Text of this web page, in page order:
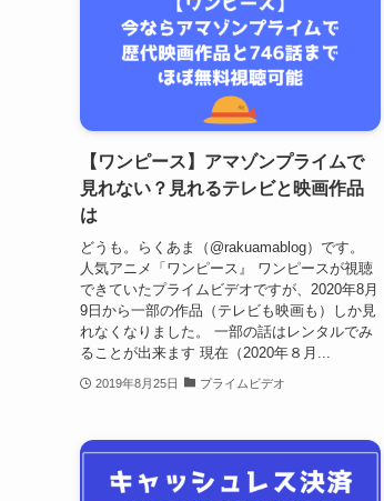
【ワンピース】アマゾンプライムで
見れない？見れるテレビと映画作品
は
どうも。らくあま（@rakuamablog）です。
人気アニメ「ワンピース』 ワンピースが視聴
できていたプライムビデオですが、2020年8月
9日から一部の作品（テレビも映画も）しか見
れなくなりました。 一部の話はレンタルでみ
ることが出来ます 現在（2020年８月...
2019年8月25日 プライムビデオ